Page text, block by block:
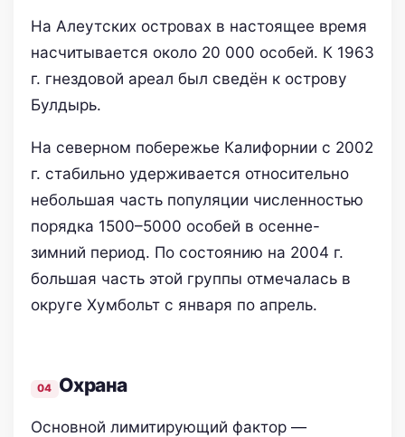
На Алеутских островах в настоящее время
насчитывается около 20 000 особей. К 1963
г. гнездовой ареал был сведён к острову
Булдырь.
На северном побережье Калифорнии с 2002
г. стабильно удерживается относительно
небольшая часть популяции численностью
порядка 1500–5000 особей в осенне-
зимний период. По состоянию на 2004 г.
большая часть этой группы отмечалась в
округе Хумбольт с января по апрель.
Охрана
Основной лимитирующий фактор —